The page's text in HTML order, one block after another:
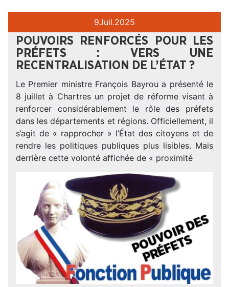
9Juil.2025
POUVOIRS RENFORCÉS POUR LES
PRÉFETS : VERS UNE
RECENTRALISATION DE L’ÉTAT ?
Le Premier ministre François Bayrou a présenté le
8 juillet à Chartres un projet de réforme visant à
renforcer considérablement le rôle des préfets
dans les départements et régions. Officiellement, il
s’agit de « rapprocher » l’État des citoyens et de
rendre les politiques publiques plus lisibles. Mais
derrière cette volonté affichée de « proximité